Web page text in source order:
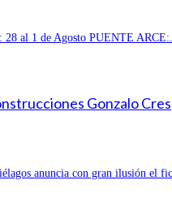
al 1 de Agosto PUENTE
Gonzalo
anuncia con gran ilusión el